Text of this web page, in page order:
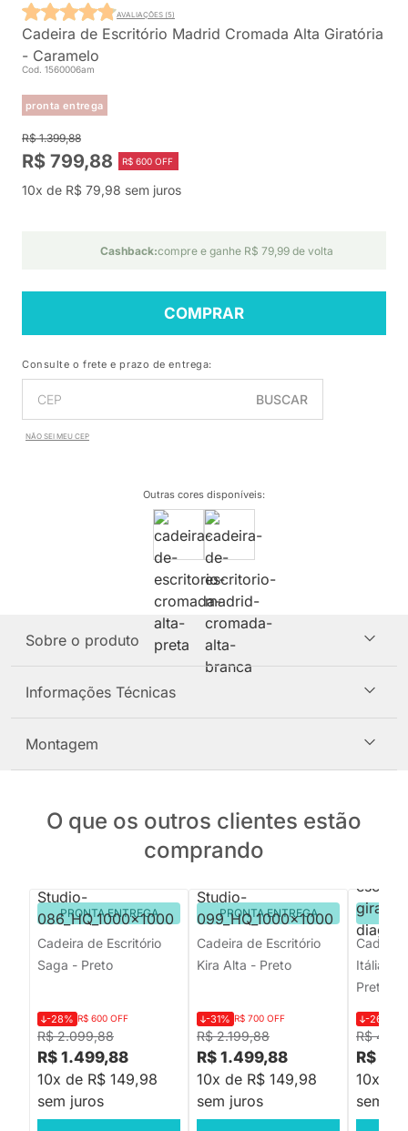
Cadeira de Escritório Madrid Cromada Alta Giratória
- Caramelo
Cod. 1560006am
pronta entrega
AVALIAÇÕES (5)
R$ 1.399,88
R$ 799,88 R$ 600 OFF
10x de R$ 79,98 sem juros
Cashback:compre e ganhe R$ 79,99 de volta
COMPRAR
Consulte o frete e prazo de entrega:
BUSCAR
NÃO SEI MEU CEP
Outras cores disponíveis:
Sobre o produto
Informações Técnicas
Montagem
O que os outros clientes estão
comprando
PRONTA ENTREGA
Cadeira de Escritório
Saga - Preto
R$ 2.099,88
-28% R$ 600 OFF
R$ 1.499,88
10x de R$ 149,98
sem juros
PRONTA ENTREGA
Cadeira de Escritório
Kira Alta - Preto
R$ 2.199,88
-31% R$ 700 OFF
R$ 1.499,88
10x de R$ 149,98
sem juros
Cadeira
Itália
Preta
R$
-26%
R$
10x de
sem